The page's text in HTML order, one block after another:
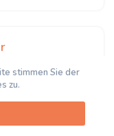
stimmen Sie der
zu.